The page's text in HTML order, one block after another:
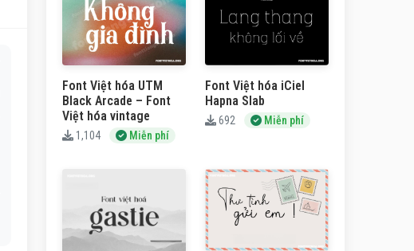
Font Việt hóa UTM
Black Arcade – Font
Việt hóa vintage
1,104 Miễn phí
Font Việt hóa iCiel
Hapna Slab
692 Miễn phí